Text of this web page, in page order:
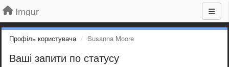
Imgur
Профіль користувача Susanna Moore
Ваші запити по статусу